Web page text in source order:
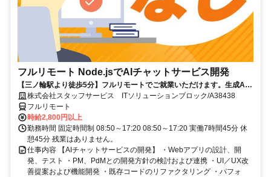
フルリモート Node.jsでAIチャットサービス開発
【三ノ輪駅より徒歩5分】フルリモートでご就業いただけます。生成AI
を活用したサービス開発に携われます。企画提案から改善まで幅広く関
われる環境です☆
株式会社スタッフサービス ITソリューションブロック/A38438
フルリモート
時給2,800円以上
勤務時間 固定時間制 08:50～17:20 08:50～17:20 実働7時間45分 休
憩45分 残業はありません。
仕事内容 【AIチャットサービスの開発】 ・Webアプリの設計、開
発、テスト ・PM、PdMとの開発方針の検討および連携 ・UI／UX改
善提案および機能開発 ・既存コードのリファクタリング ・パフォ